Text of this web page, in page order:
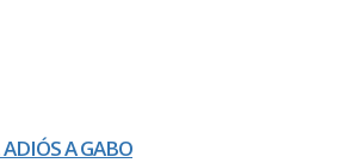
A GABO